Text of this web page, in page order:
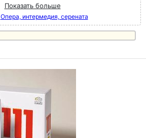
Показать больше
Опера, интермедия, серената